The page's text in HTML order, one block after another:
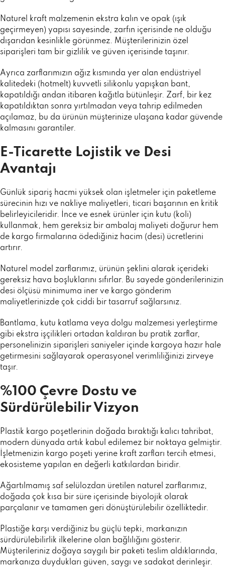
Naturel kraft malzemenin ekstra kalın ve opak (ışık
geçirmeyen) yapısı sayesinde, zarfın içerisinde ne olduğu
dışarıdan kesinlikle görünmez. Müşterilerinizin özel
siparişleri tam bir gizlilik ve güven içerisinde taşınır.
Ayrıca zarflarımızın ağız kısmında yer alan endüstriyel
kalitedeki (hotmelt) kuvvetli silikonlu yapışkan bant,
kapatıldığı andan itibaren kağıtla bütünleşir. Zarf, bir kez
kapatıldıktan sonra yırtılmadan veya tahrip edilmeden
açılamaz, bu da ürünün müşterinize ulaşana kadar güvende
kalmasını garantiler.
E-Ticarette Lojistik ve Desi
Avantajı
Günlük sipariş hacmi yüksek olan işletmeler için paketleme
sürecinin hızı ve nakliye maliyetleri, ticari başarının en kritik
belirleyicileridir. İnce ve esnek ürünler için kutu (koli)
kullanmak, hem gereksiz bir ambalaj maliyeti doğurur hem
de kargo firmalarına ödediğiniz hacim (desi) ücretlerini
artırır.
Naturel model zarflarımız, ürünün şeklini alarak içerideki
gereksiz hava boşluklarını sıfırlar. Bu sayede gönderilerinizin
desi ölçüsü minimuma iner ve kargo gönderim
maliyetlerinizde çok ciddi bir tasarruf sağlarsınız.
Bantlama, kutu katlama veya dolgu malzemesi yerleştirme
gibi ekstra işçilikleri ortadan kaldıran bu pratik zarflar,
personelinizin siparişleri saniyeler içinde kargoya hazır hale
getirmesini sağlayarak operasyonel verimliliğinizi zirveye
taşır.
%100 Çevre Dostu ve
Sürdürülebilir Vizyon
Plastik kargo poşetlerinin doğada bıraktığı kalıcı tahribat,
modern dünyada artık kabul edilemez bir noktaya gelmiştir.
İşletmenizin kargo poşeti yerine kraft zarfları tercih etmesi,
ekosisteme yapılan en değerli katkılardan biridir.
Ağartılmamış saf selülozdan üretilen naturel zarflarımız,
doğada çok kısa bir süre içerisinde biyolojik olarak
parçalanır ve tamamen geri dönüştürülebilir özelliktedir.
Plastiğe karşı verdiğiniz bu güçlü tepki, markanızın
sürdürülebilirlik ilkelerine olan bağlılığını gösterir.
Müşterileriniz doğaya saygılı bir paketi teslim aldıklarında,
markanıza duydukları güven, saygı ve sadakat derinleşir.